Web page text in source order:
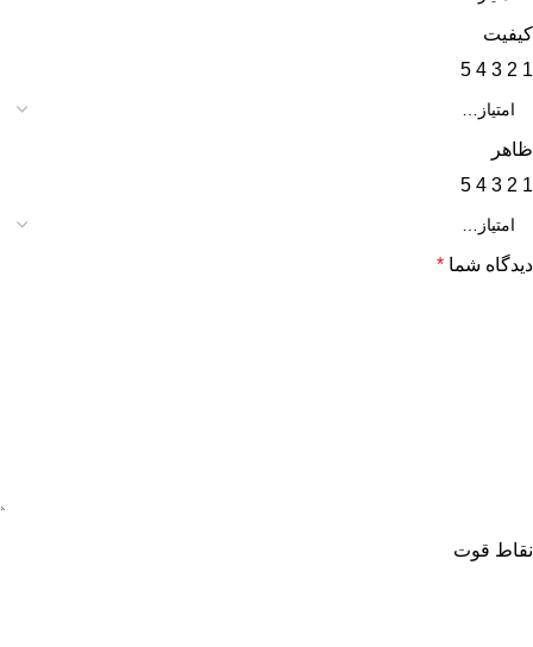
کیفیت
1
2
3
4
5
ظاهر
1
2
3
4
5
دیدگاه شما *
نقاط قوت